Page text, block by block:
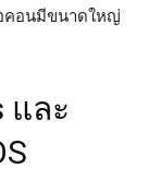
คอนมีขนาดใหญ่
และ